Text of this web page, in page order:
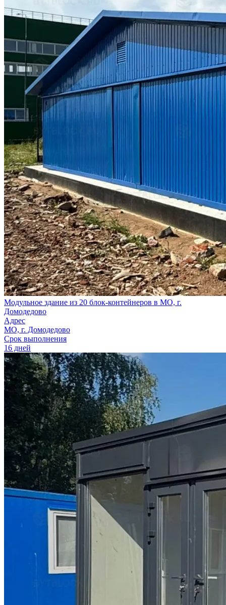
Модульное здание из 20 блок-контейнеров в МО, г.
Домодедово
Адрес
МО, г. Домодедово
Срок выполнения
16 дней